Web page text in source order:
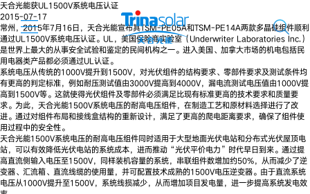
天合光能获UL1500V系统电压认证
2015-07-17
常州，2015年7月16日，天合光能宣布其TSM-PE05A和TSM-PE14A两款多晶硅组件顺利
通过UL1500V系统电压认证。UL，美国保险商实验室（Underwriter Laboratories Inc.）
是世界上最大的从事安全试验和鉴定的民间机构之一。进入美国、加拿大市场的机电包括民
用电器类产品都必须通过UL认证。
系统电压从传统的1000V提升到1500V，对光伏组件的结构要求、零部件要求及测试条件均
有更高的判定标准，例如耐压测试值由3000V提高到4000V，漏电流测试电压值由1000V提
高到1500V等。这就使得光伏组件及零部件必须满足比现有标准更高的技术要求和质量要
求。为此，天合光能1500V系统电压的耐高电压组件，在制造工艺和原材料选择进行了改
进。通过对组件布局和接线盒结构的重新设计，满足了更高的爬电距离要求，确保了组件使
用过程中的安全性。
天合光能1500V系统电压的耐高电压组件同时适用于大型地面光伏电站和分布式光伏屋顶电
站，可以有效降低光伏电站的系统成本，进而推动“光伏平价电力”时代早日到来。通过提
高直流侧输入电压至1500V，同样装机容量的系统，串联组件数增加约50%，从而减少了逆
变器、汇流箱、直流线缆的使用量，并可配置技术成熟的1500V电压逆变器。由于直流系统
电压从1000V提升至1500V，系统线损减少，从而增加项目发电量，进一步提高系统发电效